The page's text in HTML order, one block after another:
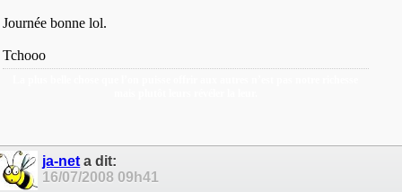
Journée bonne lol.
Tchooo
ja-neta dit:
16/07/2008 09h41